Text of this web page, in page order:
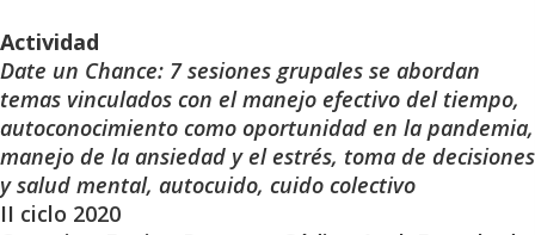
Actividad
Date un Chance: 7 sesiones grupales se abordan
temas vinculados con el manejo efectivo del tiempo,
autoconocimiento como oportunidad en la pandemia,
manejo de la ansiedad y el estrés, toma de decisiones
y salud mental, autocuido, cuido colectivo
II ciclo 2020